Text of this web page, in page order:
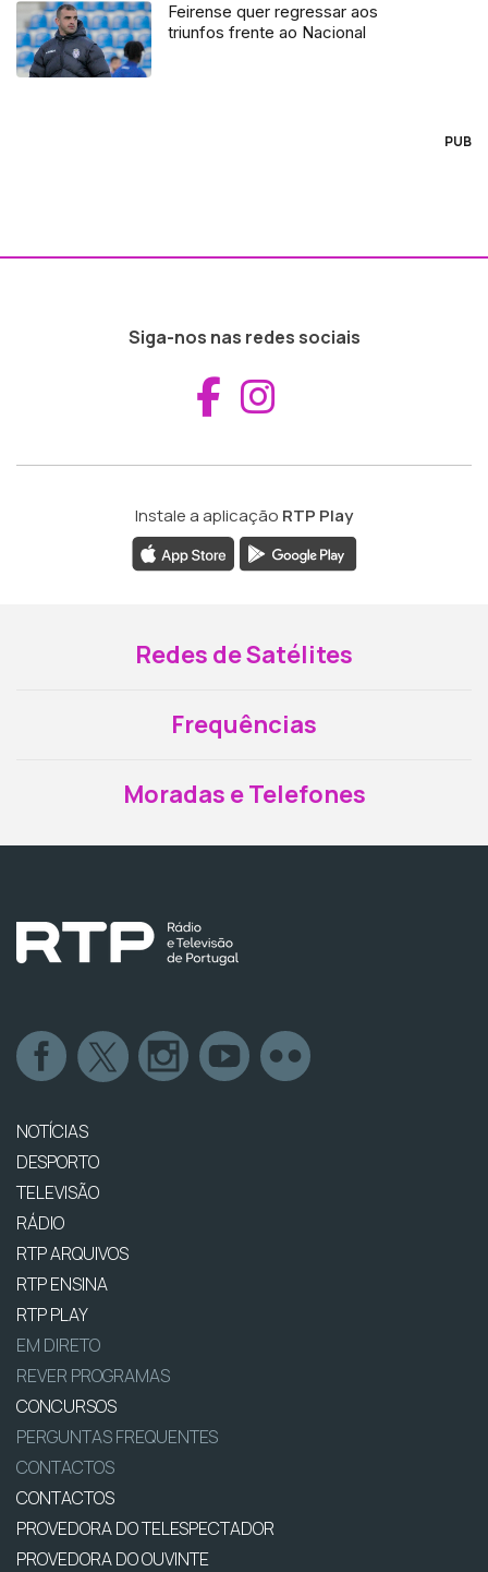
Feirense quer regressar aos
triunfos frente ao Nacional
PUB
Siga-nos nas redes sociais
Aceder ao
Instale a aplicação RTP Play
Redes de Satélites
Frequências
Moradas e Telefones
NOTÍCIAS
DESPORTO
TELEVISÃO
RÁDIO
RTP ARQUIVOS
RTP ENSINA
RTP PLAY
EM DIRETO
REVER PROGRAMAS
CONCURSOS
PERGUNTAS FREQUENTES
CONTACTOS
CONTACTOS
PROVEDORA DO TELESPECTADOR
PROVEDORA DO OUVINTE